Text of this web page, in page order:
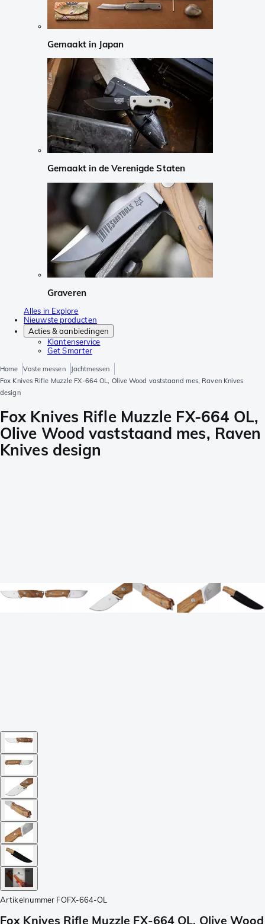
Gemaakt in Japan
Gemaakt in de Verenigde Staten
Graveren
Alles in Explore
Nieuwste producten
Acties & aanbiedingen
Klantenservice
Get Smarter
Home Vaste messen
Jachtmessen
Fox Knives Rifle Muzzle FX-664 OL, Olive Wood vaststaand mes, Raven Knives
design
Fox Knives Rifle Muzzle FX-664 OL,
Olive Wood vaststaand mes, Raven
Knives design
Artikelnummer FOFX-664-OL
Fox Knives Rifle Muzzle FX-664 OL, Olive Wood